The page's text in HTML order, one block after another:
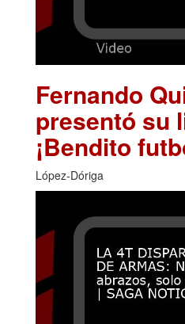
Fernando
presentó su
¡Bendito
López-Dóriga